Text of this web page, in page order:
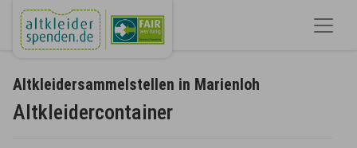
Altkleidersammelstellen in Marienloh
Altkleidercontainer